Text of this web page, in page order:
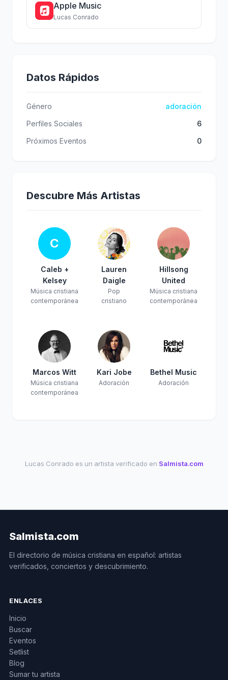
Apple Music
Lucas Conrado
Datos Rápidos
Género
adoración
Perfiles Sociales
6
Próximos Eventos
0
Descubre Más Artistas
C
Caleb +
Kelsey
Música cristiana
contemporánea
Lauren
Daigle
Pop
cristiano
Hillsong
United
Música cristiana
contemporánea
Marcos Witt
Música cristiana
contemporánea
Kari Jobe
Adoración
Bethel Music
Adoración
Lucas Conrado es un artista verificado en Salmista.com
Salmista.com
El directorio de música cristiana en español: artistas
verificados, conciertos y descubrimiento.
ENLACES
Inicio
Buscar
Eventos
Setlist
Blog
Sumar tu artista